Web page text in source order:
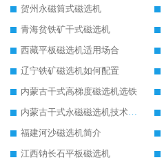
贺州永磁筒式磁选机
青海贫铁矿干式磁选机
西藏平板磁选机适用场合
辽宁铁矿磁选机如何配置
内蒙古干式高梯度磁选机选铁
内蒙古干式永磁磁选机技术要求
福建河沙磁选机简介
江西钠长石平板磁选机